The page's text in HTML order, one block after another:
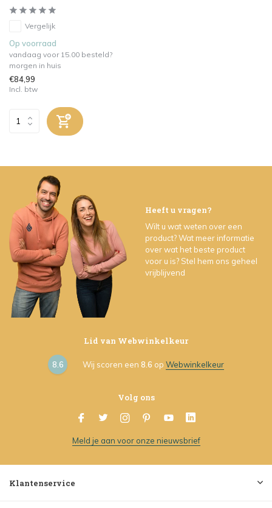
Vergelijk
Op voorraad
vandaag voor 15.00 besteld?
morgen in huis
€84,99
Incl. btw
Heeft u vragen?
Wilt u wat weten over een
product? Wat meer informatie
over wat het beste product
voor u is? Stel hem ons geheel
vrijblijvend
Lid van Webwinkelkeur
8.6 Wij scoren een 8.6 op Webwinkelkeur
Volg ons
Meld je aan voor onze nieuwsbrief
Klantenservice